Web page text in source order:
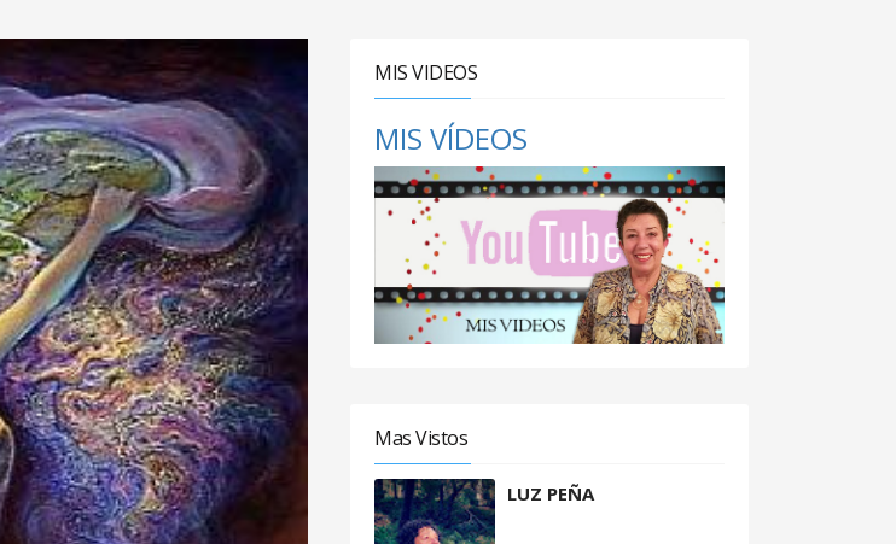
MIS VIDEOS
MIS VÍDEOS
Mas Vistos
LUZ PEÑA